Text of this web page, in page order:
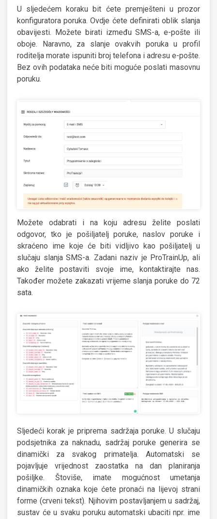
U sljedećem koraku bit ćete premješteni u prozor
konfiguratora poruka. Ovdje ćete definirati oblik slanja
obavijesti. Možete birati između SMS-a, e-pošte ili
oboje. Naravno, za slanje ovakvih poruka u profil
roditelja morate ispuniti broj telefona i adresu e-pošte.
Bez ovih podataka neće biti moguće poslati masovnu
poruku.
Možete odabrati i na koju adresu želite poslati
odgovor, tko je pošiljatelj poruke, naslov poruke i
skraćeno ime koje će biti vidljivo kao pošiljatelj u
slučaju slanja SMS-a. Zadani naziv je ProTrainUp, ali
ako želite postaviti svoje ime, kontaktirajte nas.
Također možete zakazati vrijeme slanja poruke do 72
sata.
Sljedeći korak je priprema sadržaja poruke. U slučaju
podsjetnika za naknadu, sadržaj poruke generira se
dinamički za svakog primatelja. Automatski se
pojavljuje vrijednost zaostatka na dan planiranja
pošiljke. Štoviše, imate mogućnost umetanja
dinamičkih oznaka koje ćete pronaći na lijevoj strani
forme (crveni tekst). Njihovim postavljanjem u sadržaj,
sustav će u svaku poruku automatski ubaciti npr. ime